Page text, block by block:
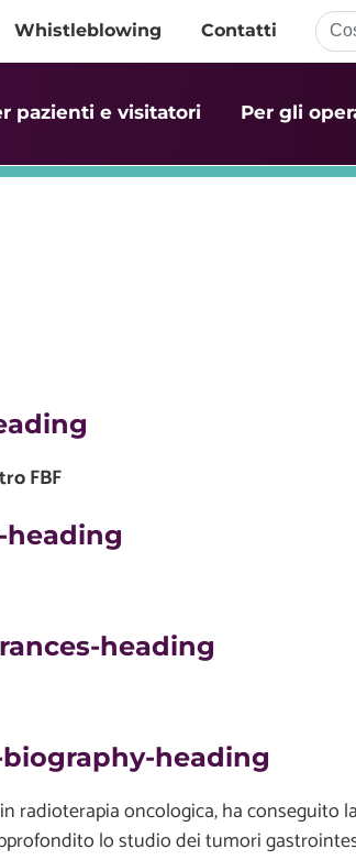
Whistleblowing Contatti
pazienti e visitatori Per gli
FBF
heading
heading
heading
radioterapia oncologica, ha conseguito
lo studio dei tumori